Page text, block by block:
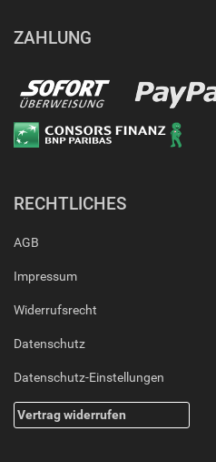
ZAHLUNG
RECHTLICHES
AGB
Impressum
Widerrufsrecht
Datenschutz
Datenschutz-Einstellungen
Vertrag widerrufen